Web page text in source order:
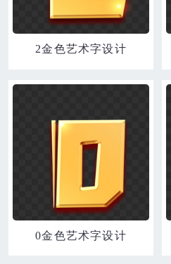
2金色艺术字设计
0金色艺术字设计